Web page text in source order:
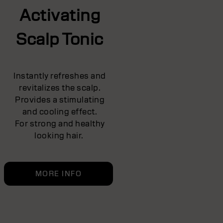
Activating
Scalp Tonic
Instantly refreshes and
revitalizes the scalp.
Provides a stimulating
and cooling effect.
For strong and healthy
looking hair.
MORE INFO